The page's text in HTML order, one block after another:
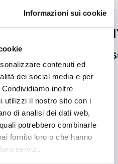
Informazioni sui cookie
contenuti ed
dei social media e per
inoltre
utilizzi il nostro sito con i
di analisi dei dati web,
potrebbero combinarle
fornito loro o che hanno
servizi.
le
»
Inim rejoint
EN SAVOIR PLUS